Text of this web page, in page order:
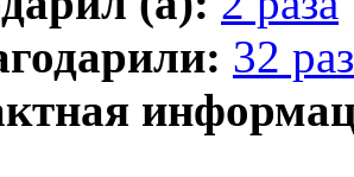
32